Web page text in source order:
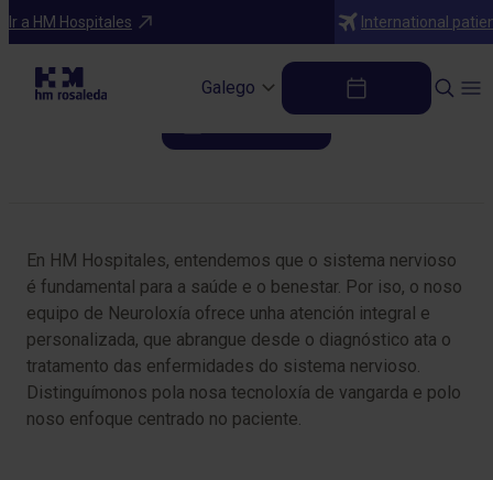
Ir a HM Hospitales International
Galego
Especialidades
Neuroloxía
En HM Hospitales, entendemos que o sistema nervioso
é fundamental para a saúde e o benestar. Por iso, o noso
equipo de Neuroloxía ofrece unha atención integral e
personalizada, que abrangue desde o diagnóstico ata o
tratamento das enfermidades do sistema nervioso.
Distinguímonos pola nosa tecnoloxía de vangarda e polo
noso enfoque centrado no paciente.